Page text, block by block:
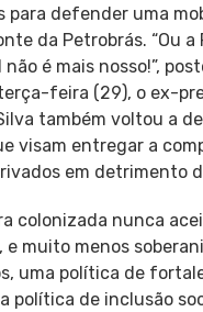
para defender uma
da Petrobrás. “Ou a
é mais nosso!”,
feira (29), o ex-
também voltou a
visam entregar a
em detrimento
colonizada nunca
e muito menos
uma política de
política de inclusão